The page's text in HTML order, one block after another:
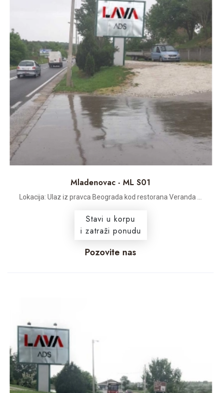
Mladenovac - ML S01
Lokacija: Ulaz iz pravca Beograda kod restorana Veranda ...
Stavi u korpu
i zatraži ponudu
Pozovite nas